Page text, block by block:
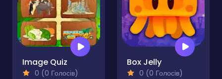
Image Quiz
0 (0 Голосів)
Box Jelly
0 (0 Голосів)